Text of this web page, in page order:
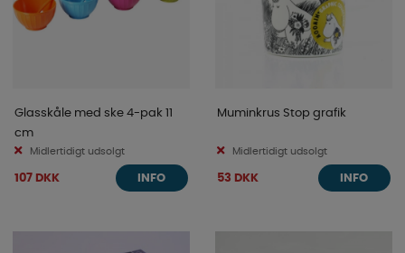
Glasskåle med ske 4-pak 11
cm
Midlertidigt udsolgt
107 DKK INFO
Muminkrus Stop grafik
Midlertidigt udsolgt
53 DKK INFO